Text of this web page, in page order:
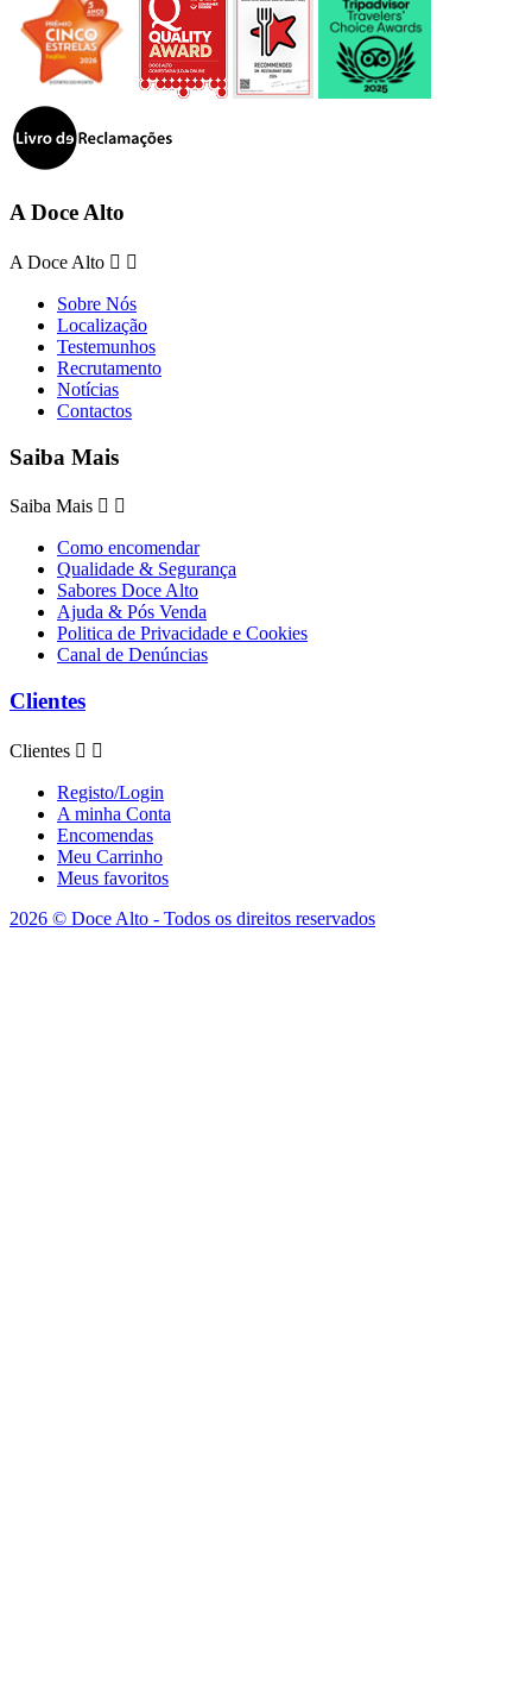
A Doce Alto
A Doce Alto  
Sobre Nós
Localização
Testemunhos
Recrutamento
Notícias
Contactos
Saiba Mais
Saiba Mais  
Como encomendar
Qualidade & Segurança
Sabores Doce Alto
Ajuda & Pós Venda
Politica de Privacidade e Cookies
Canal de Denúncias
Clientes
Clientes  
Registo/Login
A minha Conta
Encomendas
Meu Carrinho
Meus favoritos
2026 © Doce Alto - Todos os direitos reservados